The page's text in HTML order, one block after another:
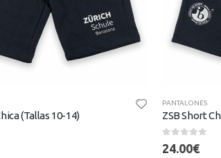
(Tallas 10-14)
PANTALONES
ZSB Short
0out of 5
24.00€